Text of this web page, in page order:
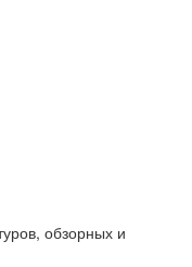
обзорных и